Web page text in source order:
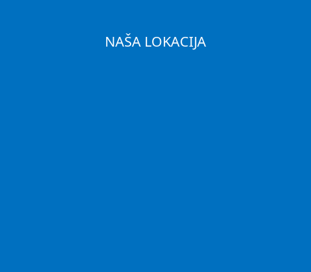
NAŠA LOKACIJA